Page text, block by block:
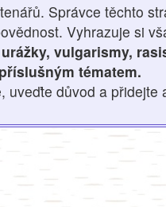
Správce těchto
Vyhrazuje si
vulgarismy,
tématem.
uveďte důvod a přidejte